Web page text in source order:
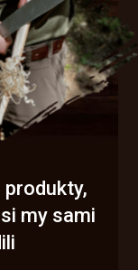
produkty,
my sami